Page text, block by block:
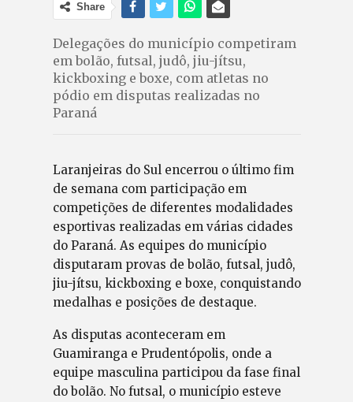
Share
Delegações do município competiram
em bolão, futsal, judô, jiu-jítsu,
kickboxing e boxe, com atletas no
pódio em disputas realizadas no
Paraná
Laranjeiras do Sul encerrou o último fim
de semana com participação em
competições de diferentes modalidades
esportivas realizadas em várias cidades
do Paraná. As equipes do município
disputaram provas de bolão, futsal, judô,
jiu-jítsu, kickboxing e boxe, conquistando
medalhas e posições de destaque.
As disputas aconteceram em
Guamiranga e Prudentópolis, onde a
equipe masculina participou da fase final
do bolão. No futsal, o município esteve